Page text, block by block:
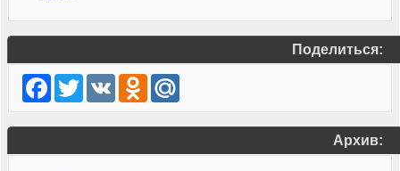
Поделиться:
Facebook
TwitterVK Odnoklassniki
Mail.Ru
Архив: